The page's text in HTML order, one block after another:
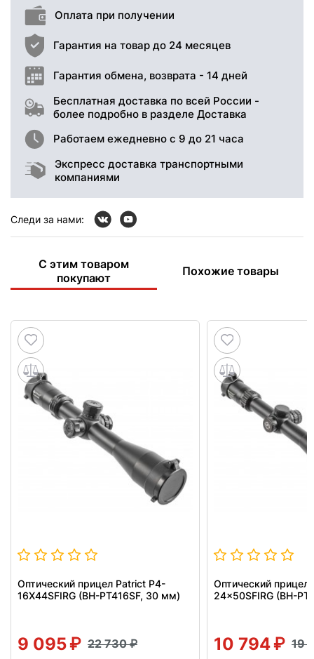
Оплата при получении
Гарантия на товар до 24 месяцев
Гарантия обмена, возврата - 14 дней
Бесплатная доставка по всей России -
более подробно в разделе Доставка
Работаем ежедневно с 9 до 21 часа
Экспресс доставка транспортными
компаниями
Следи за нами:
С этим товаром
покупают
Похожие товары
Оптический прицел Patrict P4-
16X44SFIRG (BH-PT416SF, 30 мм)
9 095 22 730
Оптический прицел
24x50SFIRG (BH-
10 794 19